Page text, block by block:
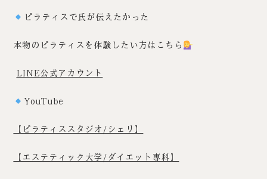
ピラティスで氏が伝えたかった
本物のピラティスを体験したい方はこちら
LINE公式アカウント
YouTube
【ピラティススタジオ/シェリ】
【エステティック大学/ダイエット専科】